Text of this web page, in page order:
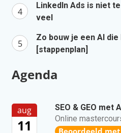
LinkedIn Ads is niet
veel
Zo bouw je een AI
[stappenplan]
Agenda
aug
11
SEO & GEO met
Online
Beoordeeld